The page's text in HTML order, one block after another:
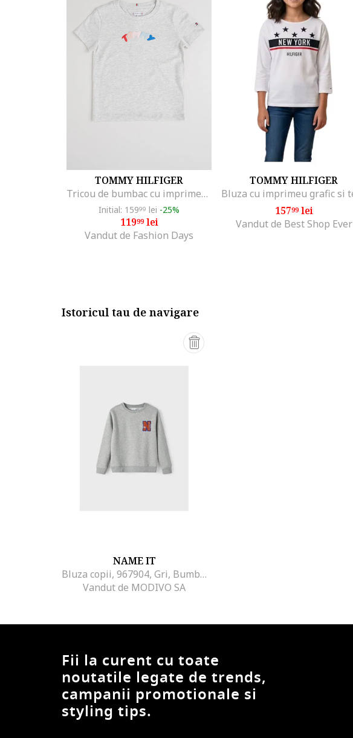
TOMMY HILFIGER
Tricou de bumbac cu imprimeu logo cauciucat, Gri deschis melange
Initial: 15999 lei -25%
11999lei
Vandut de Fashion Days
TOMMY HILFIGER
15799lei
Vandut de Best Shop Ever
Istoricul tau de navigare
NAME IT
Bluza copii, 967904, Gri, Bumbac
Vandut de MODIVO SA
Fii la curent cu toate
noutatile legate de trends,
campanii promotionale si
styling tips.